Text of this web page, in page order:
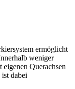
ermöglicht
weniger
Querachsen
dabei